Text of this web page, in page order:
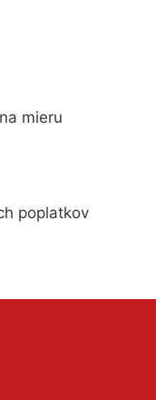
mieru
poplatkov